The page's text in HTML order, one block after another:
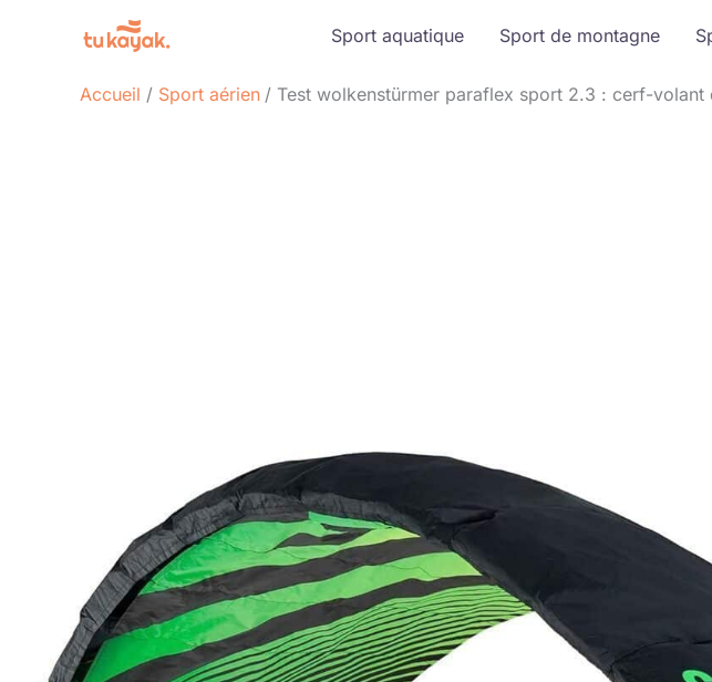
Sport aquatique Sport de montagne
Accueil Sport aérien Test wolkenstürmer paraflex sport 2.3 : cerf-